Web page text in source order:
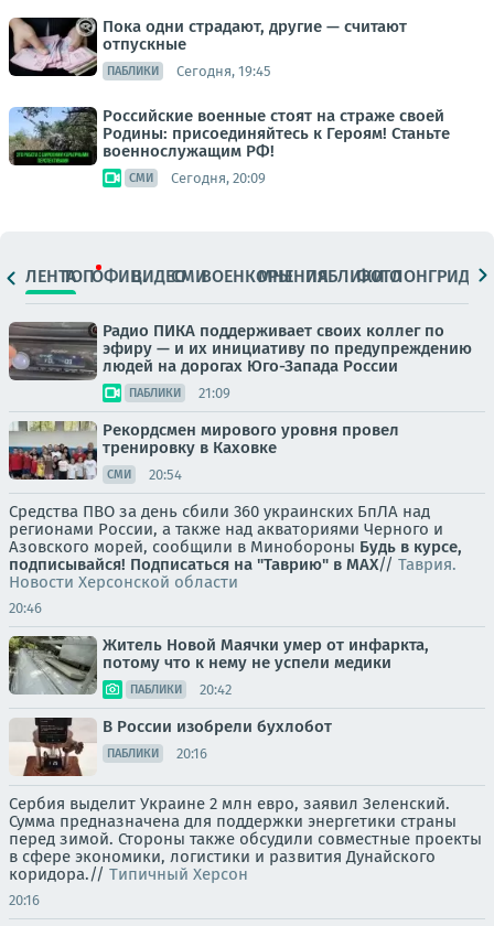
Пока одни страдают, другие — считают
отпускные
ПАБЛИКИ Сегодня, 19:45
Российские военные стоят на страже своей
Родины: присоединяйтесь к Героям! Станьте
военнослужащим РФ!
СМИ Сегодня, 20:09
ЛЕНТАТОПОФИЦ.ВИДЕОСМИВОЕНКОРЫМНЕНИЯПАБЛИКИ
ФОТОЛОНГРИДЫ
Радио ПИКА поддерживает своих коллег по
эфиру — и их инициативу по предупреждению
людей на дорогах Юго-Запада России
ПАБЛИКИ 21:09
Рекордсмен мирового уровня провел
тренировку в Каховке
СМИ 20:54
Средства ПВО за день сбили 360 украинских БпЛА над
регионами России, а также над акваториями Черного и
Азовского морей, сообщили в Минобороны Будь в курсе,
подписывайся! Подписаться на "Таврию" в MAX// Таврия.
Новости Херсонской области
20:46
Житель Новой Маячки умер от инфаркта,
потому что к нему не успели медики
ПАБЛИКИ 20:42
В России изобрели бухлобот
ПАБЛИКИ 20:16
Сербия выделит Украине 2 млн евро, заявил Зеленский.
Сумма предназначена для поддержки энергетики страны
перед зимой. Стороны также обсудили совместные проекты
в сфере экономики, логистики и развития Дунайского
коридора.// Типичный Херсон
20:16